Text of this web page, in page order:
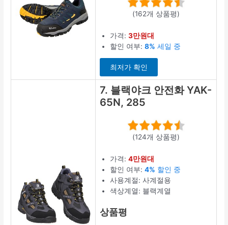
(162개 상품평)
가격:3만원대
할인 여부:8% 세일 중
최저가 확인
7. 블랙야크 안전화 YAK-
65N, 285
(124개 상품평)
가격:4만원대
할인 여부:4% 할인 중
사용계절: 사계절용
색상계열: 블랙계열
상품평